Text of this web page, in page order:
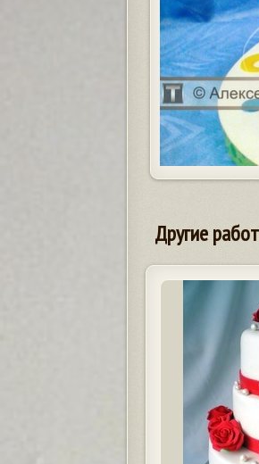
Другие